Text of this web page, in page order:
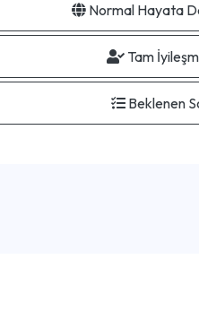
Normal Hayata
Tam
Beklenen